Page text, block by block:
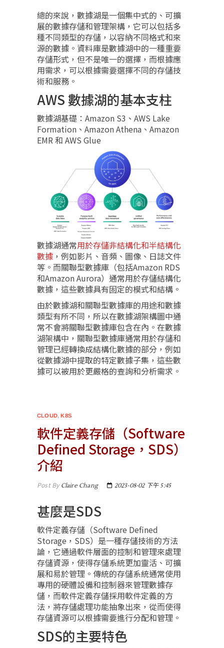
總的來說，數據湖是一個集中式的、可擴
展的數據存儲和管理架構，它可以包括多
種不同類型的存儲，以容納不同格式和來
源的數據。資料庫是數據湖中的一種重要
存儲形式，但不是唯一的選擇，而根據應
用需求，可以根據需要選擇不同的存儲技
術和服務。
AWS 數據湖的基本支柱
數據湖基礎：Amazon S3、AWS Lake
Formation、Amazon Athena、Amazon
EMR 和 AWS Glue
數據湖通常用於存儲非結構化和半結構化
數據 ，例如影片、音頻、圖像、日誌文件
等。而關聯型數據庫（包括Amazon RDS
和Amazon Aurora）通常用於存儲結構化
數據，這些數據具有固定的模式和結構。
由於數據湖和關聯型數據庫的用途和數據
類型有所不同，所以在數據湖架構圖中通
常不會將關聯型數據庫包含在內。在數據
湖架構中，關聯型數據庫通常用於存儲和
管理已經轉換成結構化數據的部分，例如
從數據湖中提取的特定數據子集，這些數
據可以被用於更嚴格的查詢和分析需求。
CLOUD,K8S
軟件定義存儲（Software
Defined Storage，SDS）
介紹
Post ByClaire Chang 2023-08-02 下午 5:45
甚麼是SDS
軟件定義存儲（Software Defined
Storage，SDS）是一種存儲技術的方法
論，它通過軟件層面的控制和管理來處理
存儲資源，使得存儲系統更加靈活、可擴
展和易於管理。傳統的存儲系統通常使用
專用的硬體設備和控制器來管理數據存
儲，而軟件定義存儲採用軟件定義的方
法，將存儲處理功能抽象出來，從而使得
存儲資源可以根據需要進行分配和管理。
SDS的主要特色